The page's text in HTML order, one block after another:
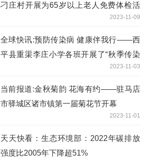
刁庄村开展为65岁以上老人免费体检活
2023-11-09
全球快讯:​预防传染病 健康伴我行——西
平县重渠李庄小学各班开展了“秋季传染
2023-11-03
当前报道:金秋菊韵 花海有约——驻马店
市驿城区诸市镇第一届菊花节开幕
2023-11-01
天天快看：生态环境部：2022年碳排放
强度比2005年下降超51%